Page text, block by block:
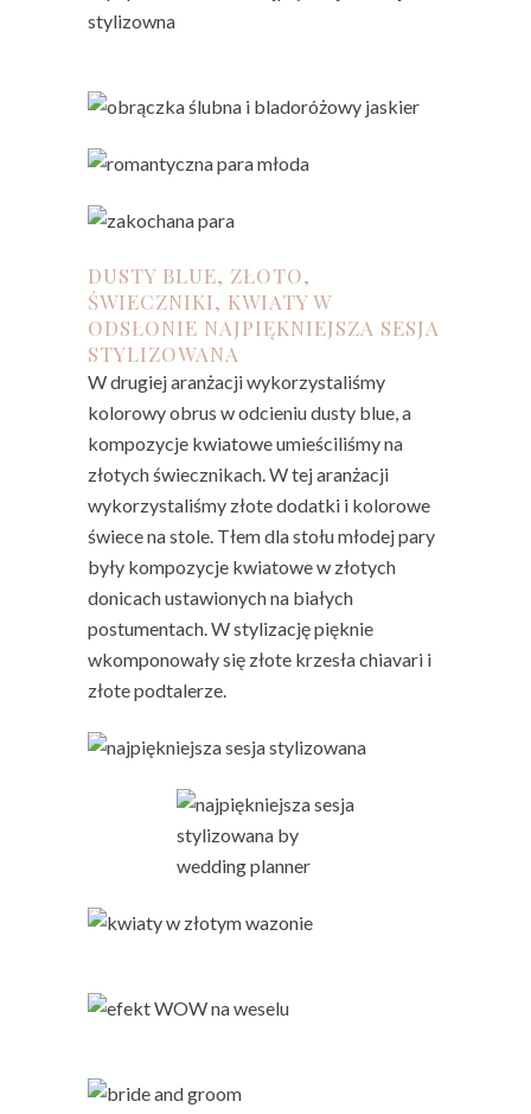
DUSTY BLUE, ZŁOTO,
ŚWIECZNIKI, KWIATY W
ODSŁONIE NAJPIĘKNIEJSZA SESJA
STYLIZOWANA
W drugiej aranżacji wykorzystaliśmy
kolorowy obrus w odcieniu dusty blue, a
kompozycje kwiatowe umieściliśmy na
złotych świecznikach. W tej aranżacji
wykorzystaliśmy złote dodatki i kolorowe
świece na stole. Tłem dla stołu młodej pary
były kompozycje kwiatowe w złotych
donicach ustawionych na białych
postumentach. W stylizację pięknie
wkomponowały się złote krzesła chiavari i
złote podtalerze.